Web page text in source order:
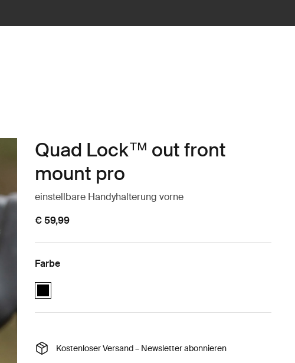
Quad Lock™ out front
mount pro
einstellbare Handyhalterung vorne
€ 59,99
Farbe
Quad Lock™ out front mount pro Schwarz (selected)
Kostenloser Versand – Newsletter abonnieren